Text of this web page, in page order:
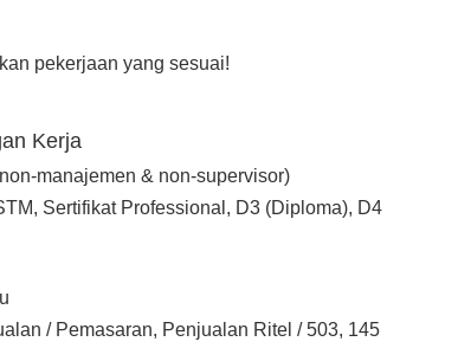
pekerjaan yang sesuai!
Kerja
manajemen & non-supervisor)
Sertifikat Professional, D3 (Diploma), D4
/ Pemasaran, Penjualan Ritel / 503, 145